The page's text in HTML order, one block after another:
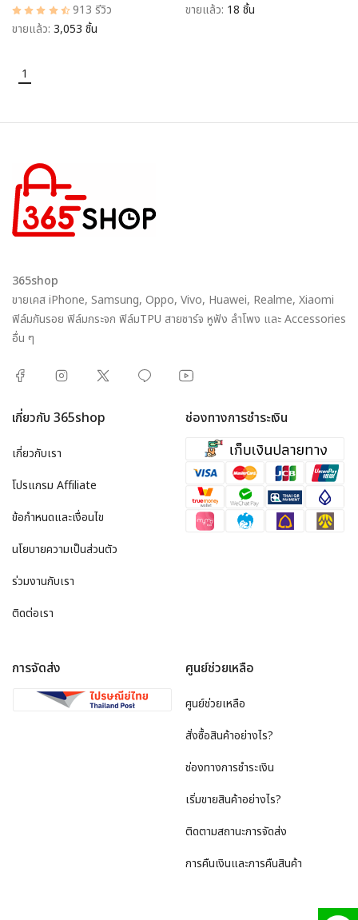
913 รีวิว
ขายแล้ว: 3,053 ชิ้น
ขายแล้ว: 18 ชิ้น
1
365shop
ขายเคส iPhone, Samsung, Oppo, Vivo, Huawei, Realme, Xiaomi
ฟิล์มกันรอย ฟิล์มกระจก ฟิล์มTPU สายชาร์จ หูฟัง ลำโพง และ Accessories
อื่น ๆ
เกี่ยวกับ 365shop
เกี่ยวกับเรา
โปรแกรม Affiliate
ข้อกำหนดและเงื่อนไข
นโยบายความเป็นส่วนตัว
ร่วมงานกับเรา
ติดต่อเรา
ช่องทางการชำระเงิน
การจัดส่ง ศูนย์ช่วยเหลือ
ศูนย์ช่วยเหลือ
สั่งซื้อสินค้าอย่างไร?
ช่องทางการชำระเงิน
เริ่มขายสินค้าอย่างไร?
ติดตามสถานะการจัดส่ง
การคืนเงินและการคืนสินค้า